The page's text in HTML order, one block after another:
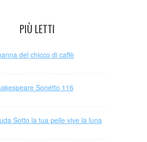
PIÙ LETTI
del chicco di caffè
Sonetto 116
Sotto la tua pelle vive la luna